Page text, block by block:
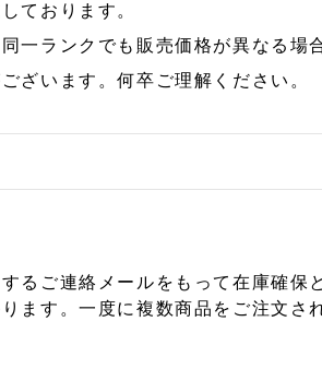
ております。
一ランクでも販売価格が異なる場
ざいます。何卒ご理解ください。
るご連絡メールをもって在庫確保
ます。一度に複数商品をご注文さ